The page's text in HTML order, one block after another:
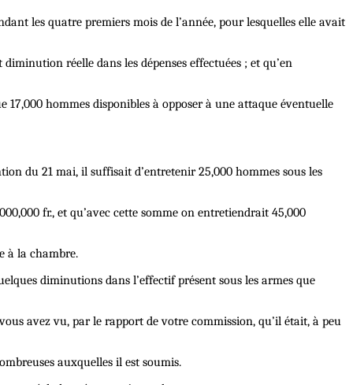
les quatre premiers mois de l’année, pour lesquelles elle avait
réelle dans les dépenses effectuées ; et qu’en
hommes disponibles à opposer à une attaque éventuelle
du 21 mai, il suffisait d’entretenir 25,000 hommes sous les
fr., et qu’avec cette somme on entretiendrait 45,000
à la chambre.
diminutions dans l’effectif présent sous les armes que
avez vu, par le rapport de votre commission, qu’il était, à peu
auxquelles il est soumis.